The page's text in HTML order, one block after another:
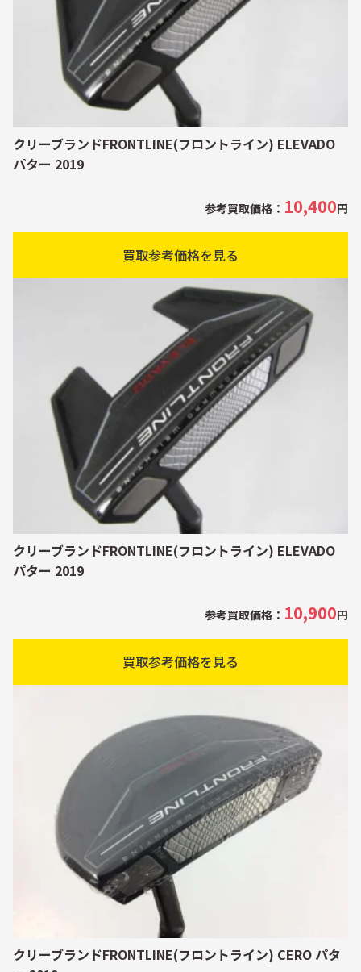
クリーブランドFRONTLINE(フロントライン) ELEVADO
パター 2019
参考買取価格： 10,400円
買取参考価格を見る
クリーブランドFRONTLINE(フロントライン) ELEVADO
パター 2019
参考買取価格： 10,900円
買取参考価格を見る
クリーブランドFRONTLINE(フロントライン) CERO パタ